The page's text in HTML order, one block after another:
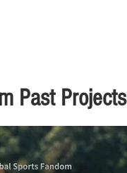
Past Projects